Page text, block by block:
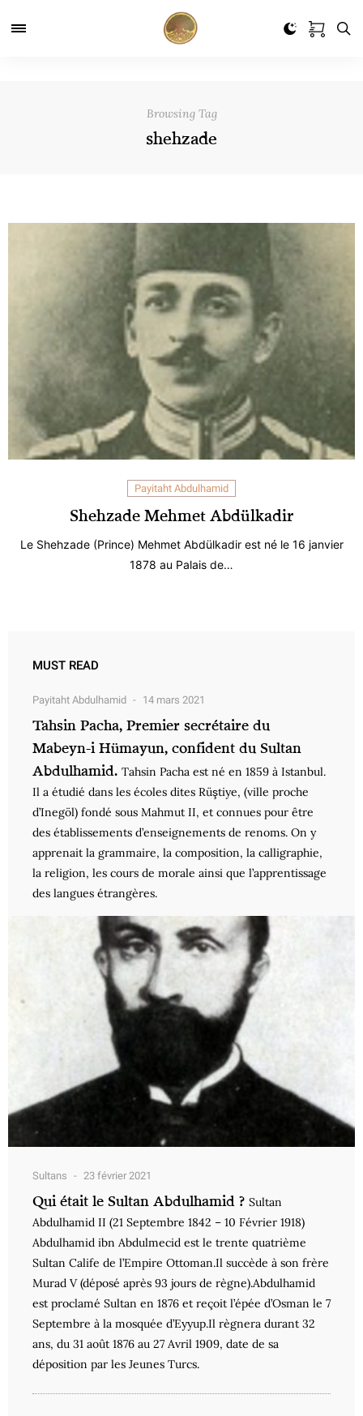
Browsing Tag
shehzade
Payitaht Abdulhamid
Shehzade Mehmet Abdülkadir
Le Shehzade (Prince) Mehmet Abdülkadir est né le 16 janvier
1878 au Palais de…
MUST READ
Payitaht Abdulhamid 14 mars 2021
Tahsin Pacha, Premier secrétaire du
Mabeyn-i Hümayun, confident du Sultan
Abdulhamid. Tahsin Pacha est né en 1859 à Istanbul.
Il a étudié dans les écoles dites Rüştiye, (ville proche
d’Inegöl) fondé sous Mahmut II, et connues pour être
des établissements d’enseignements de renoms. On y
apprenait la grammaire, la composition, la calligraphie,
la religion, les cours de morale ainsi que l’apprentissage
des langues étrangères.
Sultans 23 février 2021
Qui était le Sultan Abdulhamid ? Sultan
Abdulhamid II (21 Septembre 1842 – 10 Février 1918)
Abdulhamid ibn Abdulmecid est le trente quatrième
Sultan Calife de l’Empire Ottoman.Il succède à son frère
Murad V (déposé après 93 jours de règne).Abdulhamid
est proclamé Sultan en 1876 et reçoit l’épée d’Osman le 7
Septembre à la mosquée d’Eyyup.Il règnera durant 32
ans, du 31 août 1876 au 27 Avril 1909, date de sa
déposition par les Jeunes Turcs.